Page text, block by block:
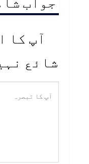
آپ کا
شائع